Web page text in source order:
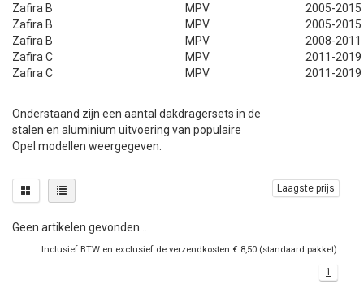
Zafira B
MPV
2005-2015
Zafira B
MPV
2005-2015
Zafira B
MPV
2008-2011
Zafira C
MPV
2011-2019
Zafira C
MPV 2011-2019
Onderstaand zijn een aantal dakdragersets in de
stalen en aluminium uitvoering van populaire
Opel modellen weergegeven.
Laagste prijs
Geen artikelen gevonden...
Inclusief BTW en exclusief de verzendkosten € 8,50 (standaard pakket).
1